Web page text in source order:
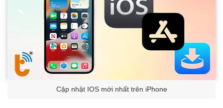
Cập nhật IOS mới nhất trên iPhone